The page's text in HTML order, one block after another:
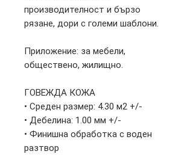
производителност и бързо
рязане, дори с големи шаблони.
Приложение: за мебели,
обществено, жилищно.
ГОВЕЖДА КОЖА
• Среден размер: 4.30 м2 +/-
• Дебелина: 1.00 мм +/-
• Финишна обработка с воден
разтвор